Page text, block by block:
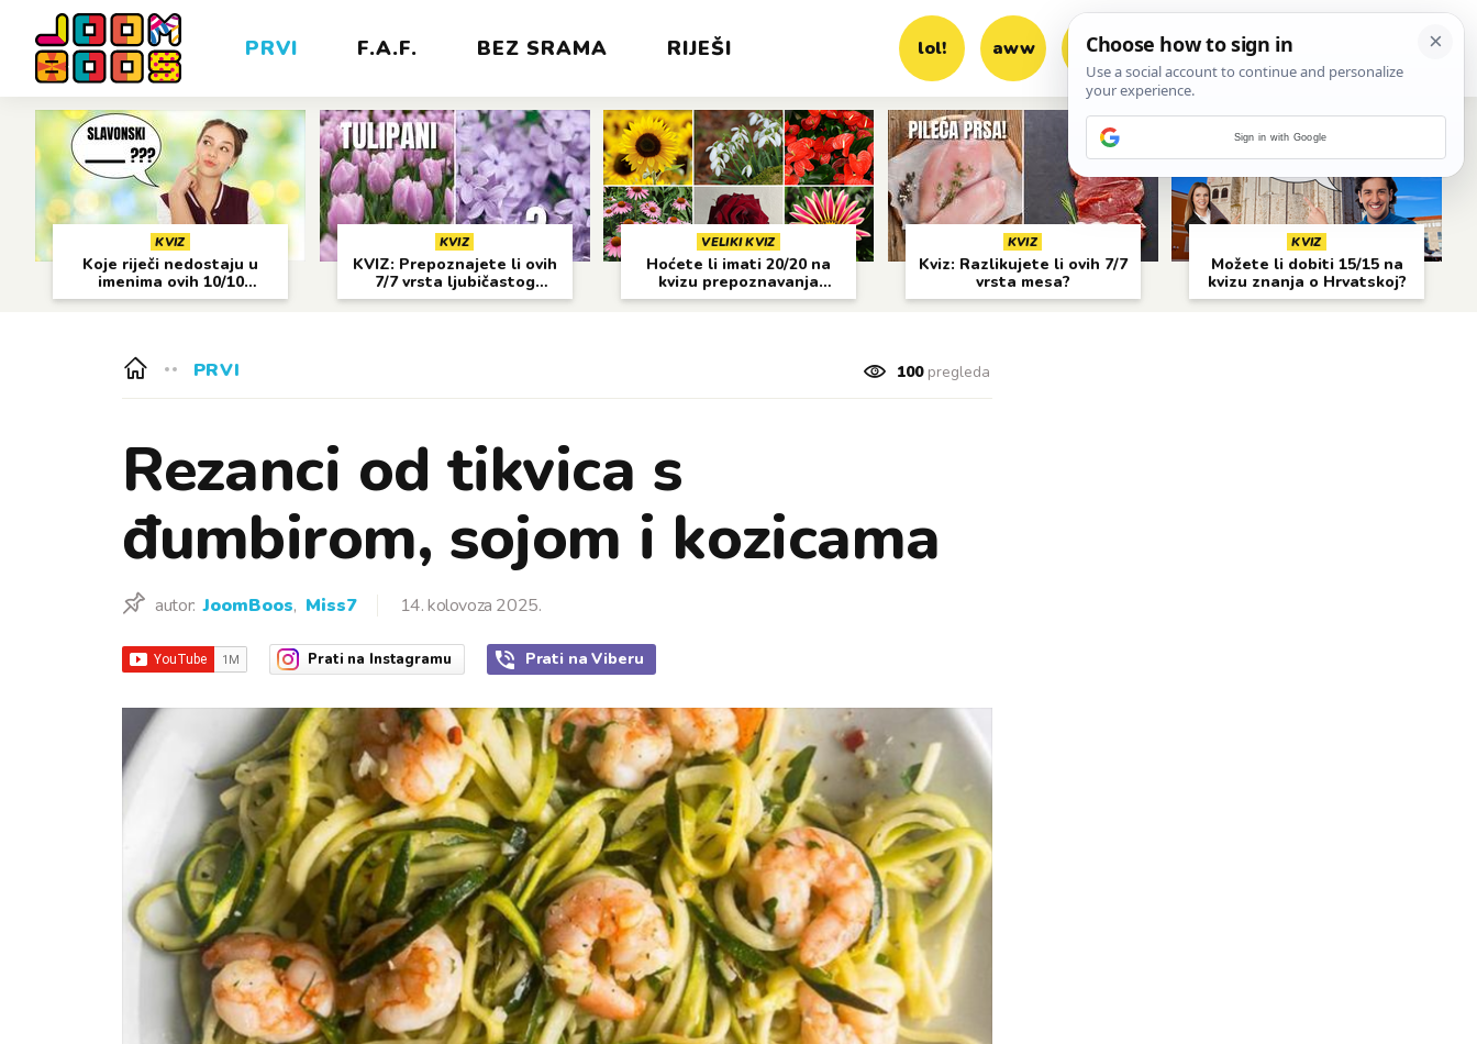
PRVI F.A.F. BEZ SRAMA RIJEŠI lol! aww vrh! woot?!
KVIZ
Koje riječi nedostaju u
imenima ovih 10/10
gradova?
KVIZ
KVIZ: Prepoznajete li ovih
7/7 vrsta ljubičastog
cvijeća?
VELIKI KVIZ
Hoćete li imati 20/20 na
kvizu prepoznavanja
cvijeća?
KVIZ
Kviz: Razlikujete li ovih 7/7
vrsta mesa?
KVIZ
Možete li dobiti 15/15 na
kvizu znanja o Hrvatskoj?
PRVI 100pregleda
Rezanci od tikvica s
đumbirom, sojom i kozicama
autor: JoomBoos, Miss7 14. kolovoza 2025.
Prati na Instagramu Prati na Viberu
Sign in with Google